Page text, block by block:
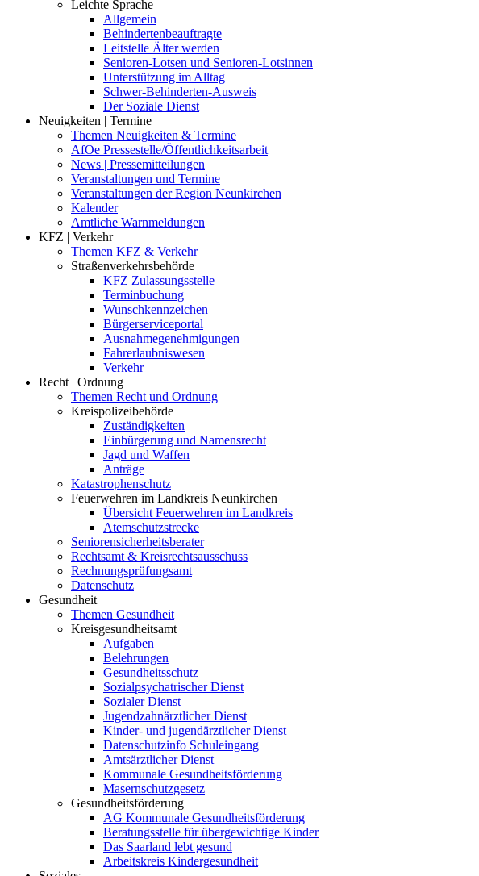
Leichte Sprache
Allgemein
Behindertenbeauftragte
Leitstelle Älter werden
Senioren-Lotsen und Senioren-Lotsinnen
Unterstützung im Alltag
Schwer-Behinderten-Ausweis
Der Soziale Dienst
Neuigkeiten | Termine
Themen Neuigkeiten & Termine
AfOe Pressestelle/Öffentlichkeitsarbeit
News | Pressemitteilungen
Veranstaltungen und Termine
Veranstaltungen der Region Neunkirchen
Kalender
Amtliche Warnmeldungen
KFZ | Verkehr
Themen KFZ & Verkehr
Straßenverkehrsbehörde
KFZ Zulassungsstelle
Terminbuchung
Wunschkennzeichen
Bürgerserviceportal
Ausnahmegenehmigungen
Fahrerlaubniswesen
Verkehr
Recht | Ordnung
Themen Recht und Ordnung
Kreispolizeibehörde
Zuständigkeiten
Einbürgerung und Namensrecht
Jagd und Waffen
Anträge
Katastrophenschutz
Feuerwehren im Landkreis Neunkirchen
Übersicht Feuerwehren im Landkreis
Atemschutzstrecke
Seniorensicherheitsberater
Rechtsamt & Kreisrechtsausschuss
Rechnungsprüfungsamt
Datenschutz
Gesundheit
Themen Gesundheit
Kreisgesundheitsamt
Aufgaben
Belehrungen
Gesundheitsschutz
Sozialpsychatrischer Dienst
Sozialer Dienst
Jugendzahnärztlicher Dienst
Kinder- und jugendärztlicher Dienst
Datenschutzinfo Schuleingang
Amtsärztlicher Dienst
Kommunale Gesundheitsförderung
Masernschutzgesetz
Gesundheitsförderung
AG Kommunale Gesundheitsförderung
Beratungsstelle für übergewichtige Kinder
Das Saarland lebt gesund
Arbeitskreis Kindergesundheit